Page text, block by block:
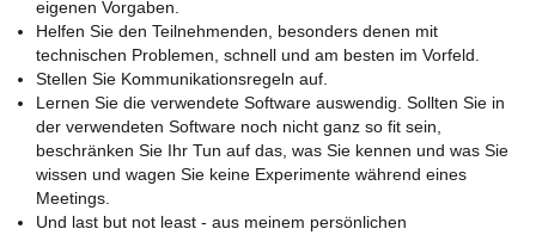
eigenen Vorgaben.
Helfen Sie den Teilnehmenden, besonders denen mit
technischen Problemen, schnell und am besten im Vorfeld.
Stellen Sie Kommunikationsregeln auf.
Lernen Sie die verwendete Software auswendig. Sollten Sie in
der verwendeten Software noch nicht ganz so fit sein,
beschränken Sie Ihr Tun auf das, was Sie kennen und was Sie
wissen und wagen Sie keine Experimente während eines
Meetings.
Und last but not least - aus meinem persönlichen